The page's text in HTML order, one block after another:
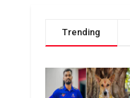
Trending